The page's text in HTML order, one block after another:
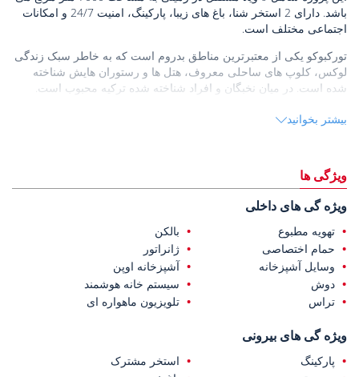
باشد. دارای 2 استخر شنا، باغ های زیبا، پارکینگ، امنیت 24/7 و امکانات
اجتماعی مختلف است.
تورکبوکو یکی از معتبرترین مناطق بدروم است که به خاطر سبک زندگی
لوکس، کلوپ های ساحلی معروف، هتل ها و رستوران هایش شناخته
شده است. در میان نخبگان و افراد شناخته شده ترکیه محبوب است.
خانه های فروشی در بدروم
بیشتر بخوانید
ویژگی ها
ویژه گی های داخلی
تهویه مطبوع
بالکن
حمام اختصاصی
ژانراتور
وسایل آشپزخانه
آشپزخانه اوپن
دوش
سیستم خانه هوشمند
تراس
تلویزیون ماهواره ای
ویژه گی های بیرونی
پارکینگ
استخر مشترک